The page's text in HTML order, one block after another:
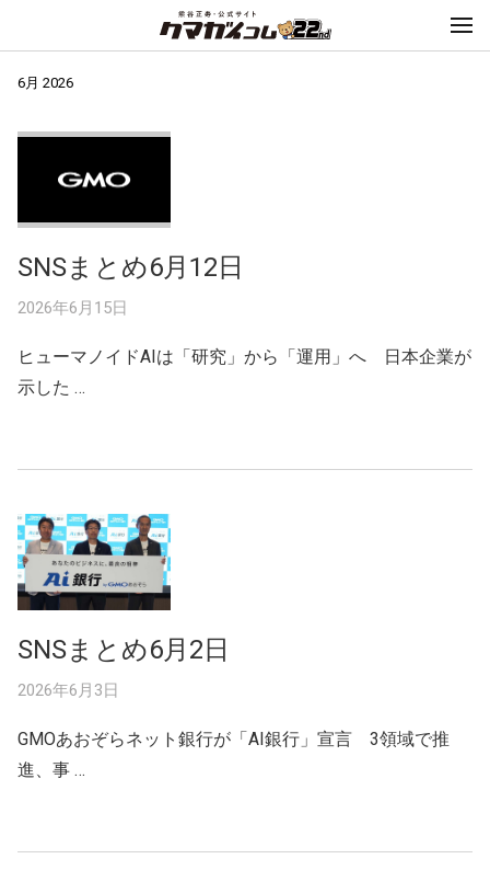
6月 2026
SNSまとめ6月12日
2026年6月15日
ヒューマノイドAIは「研究」から「運用」へ 日本企業が
示した …
SNSまとめ6月2日
2026年6月3日
GMOあおぞらネット銀行が「AI銀行」宣言 3領域で推
進、事 …